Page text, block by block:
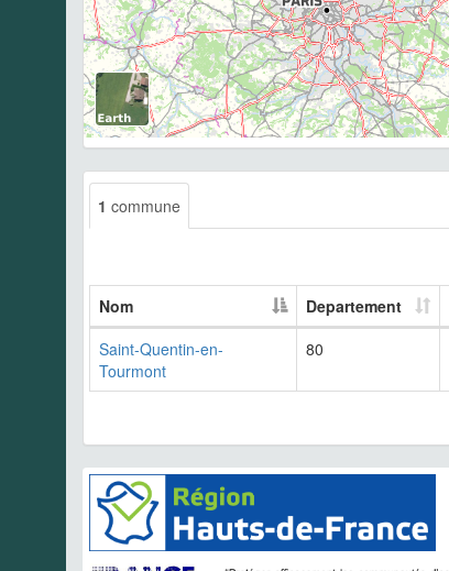
1 commune
Nom Departement
Saint-Quentin-en-
Tourmont
80